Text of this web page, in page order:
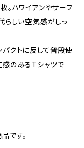
。ハワイアンやサーフ
らしい空気感がしっ
パクトに反して普段使
感のあるTシャツで
です。